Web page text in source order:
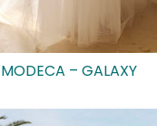
MODECA – GALAXY